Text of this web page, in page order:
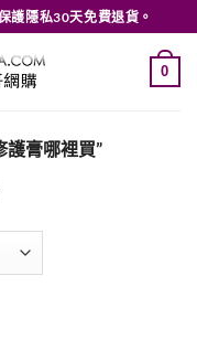
護隱私30天免費退貨。
0
護膏哪裡買”